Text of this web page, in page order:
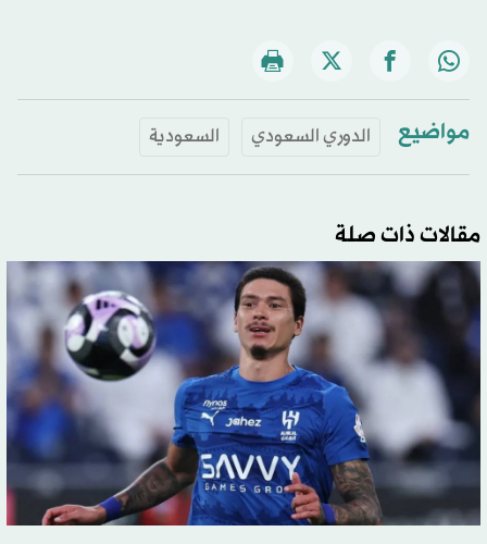
مواضيع الدوري السعودي السعودية
مقالات ذات صلة